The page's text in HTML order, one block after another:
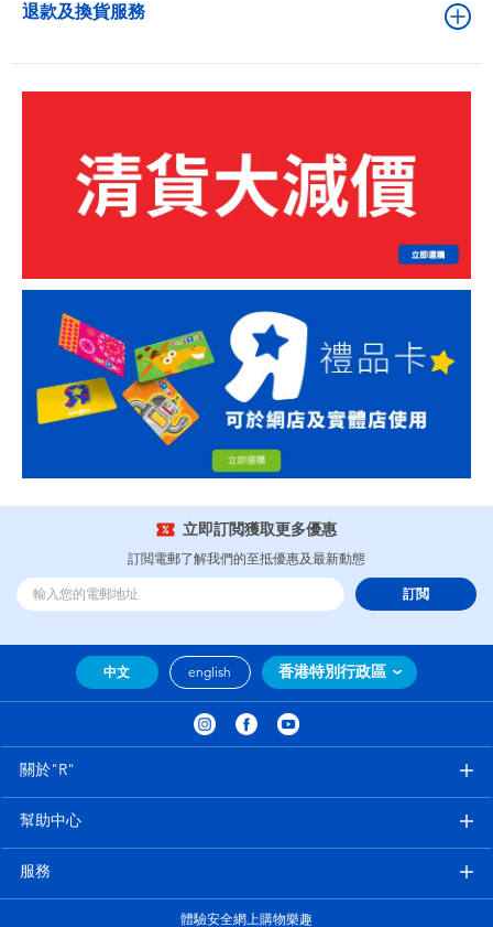
退款及換貨服務
立即訂閲獲取更多優惠
訂閲電郵了解我們的至抵優惠及最新動態
訂閲
中文 english 香港特別行政區
關於"R"
幫助中心
服務
體驗安全網上購物樂趣